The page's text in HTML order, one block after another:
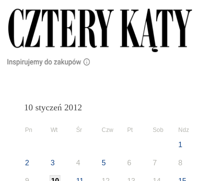
10 styczeń 2012
Pn Wt Śr Czw Pt Sob Ndz
1
2 3 4 5 6 7 8